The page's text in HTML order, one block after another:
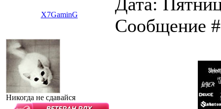
X7GaminG
Сообщение
Никогда не сдавайся